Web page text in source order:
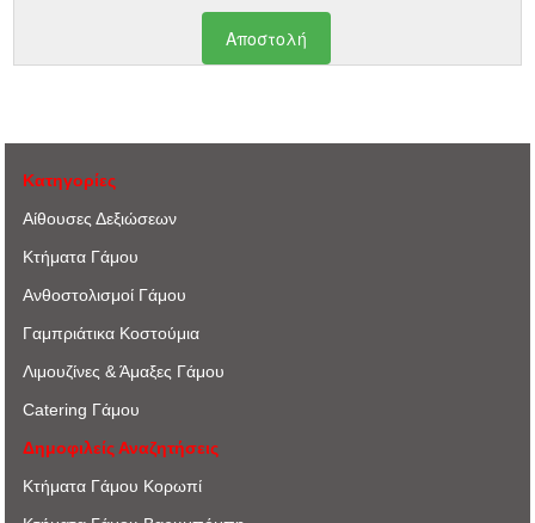
Κατηγορίες
Αίθουσες Δεξιώσεων
Κτήματα Γάμου
Ανθοστολισμοί Γάμου
Γαμπριάτικα Κοστούμια
Λιμουζίνες & Άμαξες Γάμου
Catering Γάμου
Δημοφιλείς Αναζητήσεις
Κτήματα Γάμου Κορωπί